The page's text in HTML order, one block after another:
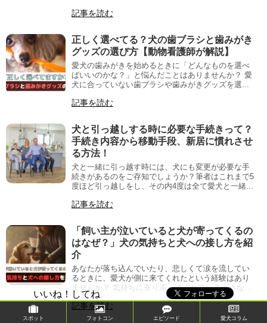
いいね！してね
記事を読む
正しく選べてる？犬の歯ブラシと歯みがき
グッズの選び方【動物看護師が解説】
愛犬の歯みがきを始めるときに「どんなものを選べ
ばいいのかな？」と悩んだことはありませんか？ 愛
犬に合っていない歯ブラシや歯みがきグッズを選...
記事を読む
犬と引っ越しする時に必要な手続きって？
手続き内容から移動手段、新居に慣れさせ
る方法！
犬と一緒に引っ越す時には、犬にも変更が必要な手
続きがあるのをご存知でしょうか？筆者はこれまで5
度ほど引っ越しをし、その内4度は全て愛犬と一緒...
記事を読む
「飼い主が泣いていると犬が寄ってくるの
はなぜ？」犬の気持ちと犬への接し方を紹
介
あなたが落ち込んでいたり、悲しくて涙を流してい
るときに、愛犬が側に来てくれたという経験はあり
ませんか？ 気持ちに寄り添ってくれているような...
記事を読む
スポット フォトコン エピソード 愛犬コラム